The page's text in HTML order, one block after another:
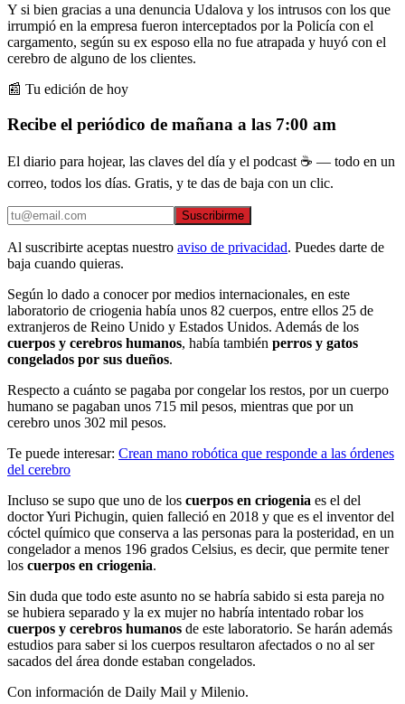
Y si bien gracias a una denuncia Udalova y los intrusos con los que
irrumpió en la empresa fueron interceptados por la Policía con el
cargamento, según su ex esposo ella no fue atrapada y huyó con el
cerebro de alguno de los clientes.
📰 Tu edición de hoy
Recibe el periódico de mañana a las 7:00 am
El diario para hojear, las claves del día y el podcast ☕ — todo en un
correo, todos los días. Gratis, y te das de baja con un clic.
Suscribirme
Al suscribirte aceptas nuestro aviso de privacidad. Puedes darte de
baja cuando quieras.
Según lo dado a conocer por medios internacionales, en este
laboratorio de criogenia había unos 82 cuerpos, entre ellos 25 de
extranjeros de Reino Unido y Estados Unidos. Además de los
cuerpos y cerebros humanos, había también perros y gatos
congelados por sus dueños.
Respecto a cuánto se pagaba por congelar los restos, por un cuerpo
humano se pagaban unos 715 mil pesos, mientras que por un
cerebro unos 302 mil pesos.
Te puede interesar: Crean mano robótica que responde a las órdenes
del cerebro
Incluso se supo que uno de los cuerpos en criogenia es el del
doctor Yuri Pichugin, quien falleció en 2018 y que es el inventor del
cóctel químico que conserva a las personas para la posteridad, en un
congelador a menos 196 grados Celsius, es decir, que permite tener
los cuerpos en criogenia.
Sin duda que todo este asunto no se habría sabido si esta pareja no
se hubiera separado y la ex mujer no habría intentado robar los
cuerpos y cerebros humanos de este laboratorio. Se harán además
estudios para saber si los cuerpos resultaron afectados o no al ser
sacados del área donde estaban congelados.
Con información de Daily Mail y Milenio.